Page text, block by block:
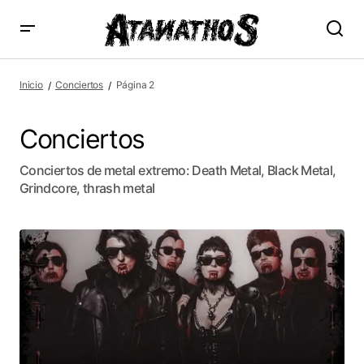
Inicio Conciertos Página 2
Conciertos
Conciertos de metal extremo: Death Metal, Black Metal,
Grindcore, thrash metal